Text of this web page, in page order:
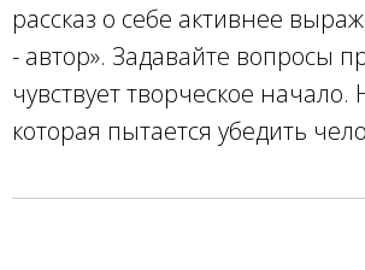
рассказ о себе активнее
- автор». Задавайте вопросы
чувствует творческое
которая пытается убедить